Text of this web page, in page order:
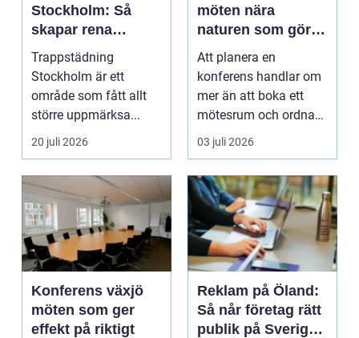
Stockholm: Så
skapar rena
trapphus tryggare
boendemiljöer
Trappstädning
Stockholm är ett
område som fått allt
större uppmärksa...
20 juli 2026
möten nära
naturen som gör
skillnad
Att planera en
konferens handlar om
mer än att boka ett
mötesrum och ordna
fika. För många
företag h...
03 juli 2026
Konferens växjö
möten som ger
effekt på riktigt
Reklam på Öland:
Så når företag rätt
publik på Sveriges